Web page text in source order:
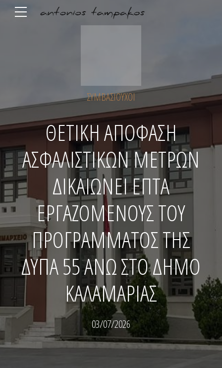
ΣΥΜΒΑΣΙΟΎΧΟΙ
ΘΕΤΙΚΗ ΑΠΟΦΑΣΗ
ΑΣΦΑΛΙΣΤΙΚΩΝ ΜΕΤΡΩΝ
ΔΙΚΑΙΩΝΕΙ ΕΠΤΑ
ΕΡΓΑΖΟΜΕΝΟΥΣ ΤΟΥ
ΠΡΟΓΡΑΜΜΑΤΟΣ ΤΗΣ
ΔΥΠΑ 55 ΑΝΩ ΣΤΟ ΔΗΜΟ
ΚΑΛΑΜΑΡΙΑΣ
03/07/2026